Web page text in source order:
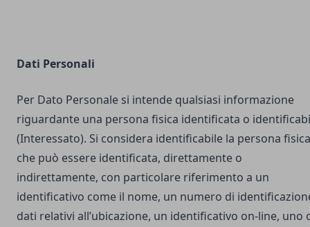
Dati Personali
Per Dato Personale si intende qualsiasi informazione
riguardante una persona fisica identificata o
(Interessato). Si considera identificabile la persona fisica
che può essere identificata, direttamente o
indirettamente, con particolare riferimento a un
identificativo come il nome, un numero di
dati relativi all’ubicazione, un identificativo on-line, uno